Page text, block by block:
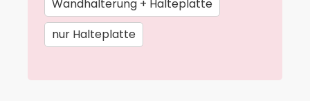
Wandhalterung + Halteplatte
nur Halteplatte